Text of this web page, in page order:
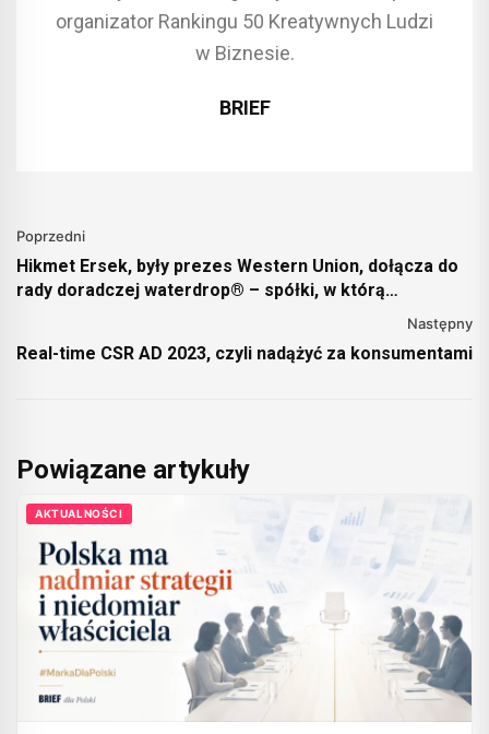
organizator Rankingu 50 Kreatywnych Ludzi
w Biznesie.
BRIEF
Poprzedni
Hikmet Ersek, były prezes Western Union, dołącza do
rady doradczej waterdrop® – spółki, w którą
Następny
Real-time CSR AD 2023, czyli nadążyć za konsumentami
Powiązane artykuły
AKTUALNOŚCI